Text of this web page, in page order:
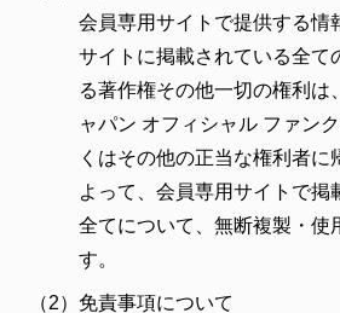
会員専用サイトで提供する情
サイトに掲載されている全て
る著作権その他一切の権利は
ャパン オフィシャル ファン
くはその他の正当な権利者に
よって、会員専用サイトで掲
全てについて、無断複製・使
す。
（2） 免責事項について